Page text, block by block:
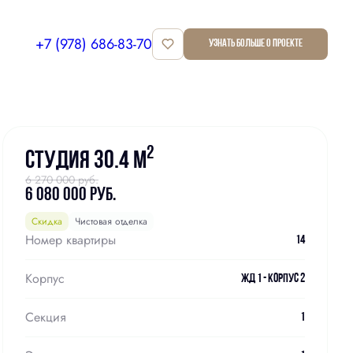
+7 (978) 686-83-70
Узнать больше о проекте
Забронировать
Студия 30.4 м2
6 270 000 руб.
6 080 000 руб.
Скидка Чистовая отделка
Номер квартиры 14
Корпус ЖД 1 - Корпус 2
Секция 1